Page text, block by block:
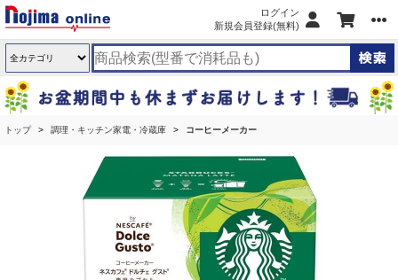
ログイン
新規会員登録(無料)
トップ 調理・キッチン家電・冷蔵庫 コーヒーメーカー